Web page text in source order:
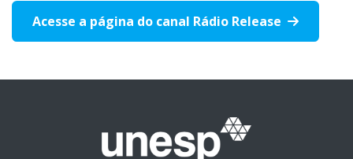
Acesse a página do canal Rádio Release